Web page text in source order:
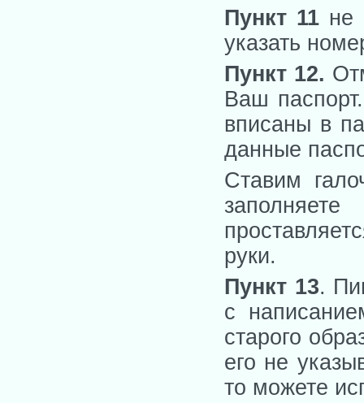
Пункт 11 не
указать
Пункт 12.
Ваш
вписаны в
данные
Ставим
руки.
Пункт 13.
с
старого
его не
то можете